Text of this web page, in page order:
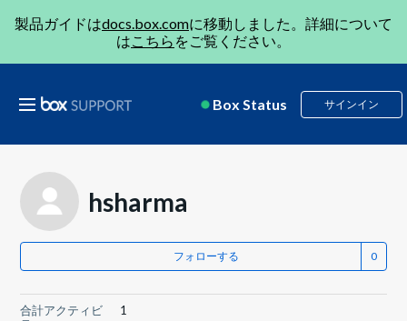
製品ガイドはdocs.box.comに移動しました。詳細について
はこちら をご覧ください。
Box Status サインイン
hsharma
フォローする
合計アクティビ
1